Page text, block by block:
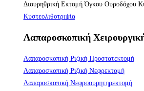
Διουρηθρική Εκτομή Όγκου Ουροδόχου
Κυστεολιθοτριψία
Λαπαροσκοπική
Λαπαροσκοπική Ριζική Προστατεκτομή
Λαπαροσκοπική Ριζική Νεφρεκτομή
Λαπαροσκοπική Νεφροουρητηρεκτομή